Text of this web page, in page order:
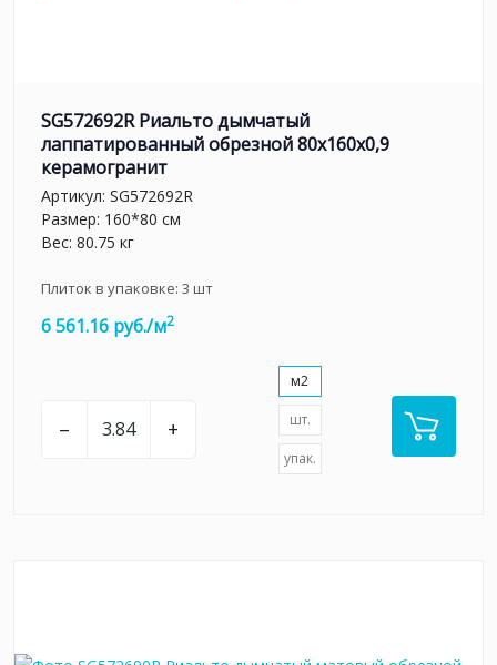
SG572692R Риальто дымчатый
лаппатированный обрезной 80x160x0,9
керамогранит
Артикул: SG572692R
Размер: 160*80 см
Вес: 80.75 кг
Плиток в упаковке: 3 шт
6 561.16 руб./м2
– +
м2
шт.
упак.